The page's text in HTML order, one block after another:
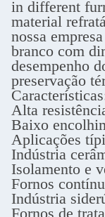
in different
material
nossa
branco com
desempenho
preservação
Alta
Baixo
Aplicações
Indústria
Isolamento e
Fornos
Indústria
Fornos de